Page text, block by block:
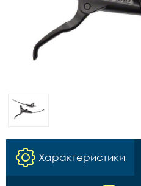
Характеристики